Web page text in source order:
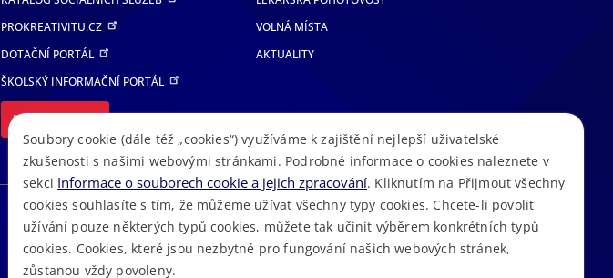
PROKREATIVITU.CZ
DOTAČNÍ PORTÁL
ŠKOLSKÝ INFORMAČNÍ PORTÁL
DALŠÍ PORTÁLY
VOLNÁ MÍSTA
AKTUALITY
RSS •Mapa stránek•Cookies •Prohlášení o přístupnosti•GDPR
Soubory cookie (dále též „cookies“) využíváme k zajištění nejlepší uživatelské
zkušenosti s našimi webovými stránkami. Podrobné informace o cookies naleznete v
sekci Informace o souborech cookie a jejich zpracování. Kliknutím na Přijmout všechny
cookies souhlasíte s tím, že můžeme užívat všechny typy cookies. Chcete-li povolit
užívání pouze některých typů cookies, můžete tak učinit výběrem konkrétních typů
cookies. Cookies, které jsou nezbytné pro fungování našich webových stránek,
zůstanou vždy povoleny.